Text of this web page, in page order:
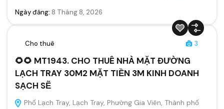
Ngày đăng: 8 Tháng 8, 2026
Cho thuê 3
🌻🌻 MT1943. CHO THUÊ NHÀ MẶT ĐƯỜNG
LẠCH TRAY 30M2 MẶT TIỀN 3M KINH DOANH
SẠCH SẼ
Phố Lạch Tray, Lạch Tray, Phường Gia Viên, Thành phố